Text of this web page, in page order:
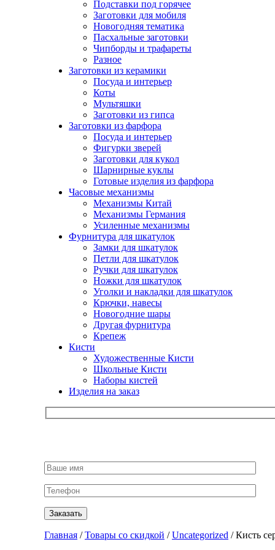
Подставки под горячее
Заготовки для мобиля
Новогодняя тематика
Пасхальные заготовки
Чипборды и трафареты
Разное
Заготовки из керамики
Посуда и интерьер
Коты
Мультяшки
Заготовки из гипса
Заготовки из фарфора
Посуда и интерьер
Фигурки зверей
Заготовки для кукол
Шарнирные куклы
Готовые изделия из фарфора
Часовые механизмы
Механизмы Китай
Механизмы Германия
Усиленные механизмы
Фурнитура для шкатулок
Замки для шкатулок
Петли для шкатулок
Ручки для шкатулок
Ножки для шкатулок
Уголки и накладки для шкатулок
Крючки, навесы
Новогодние шары
Другая фурнитура
Крепеж
Кисти
Художественные Кисти
Школьные Кисти
Наборы кистей
Изделия на заказ
Главная /Товары со скидкой /Uncategorized / Кисть